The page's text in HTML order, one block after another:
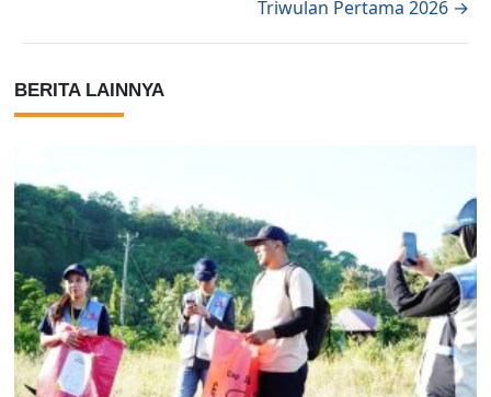
Triwulan Pertama 2026 →
BERITA LAINNYA